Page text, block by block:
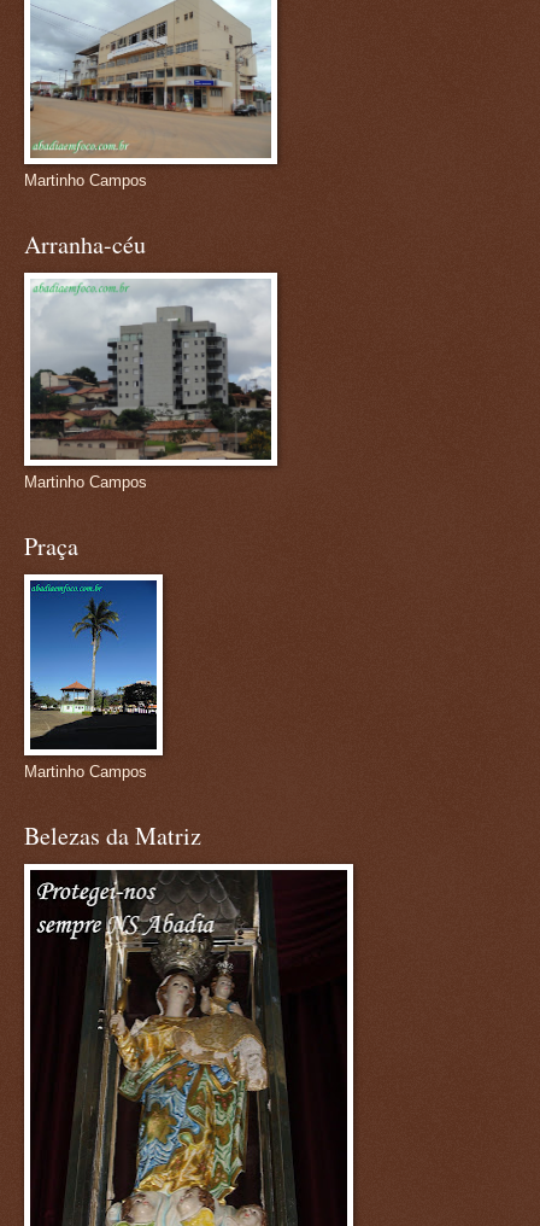
Martinho Campos
Arranha-céu
Martinho Campos
Praça
Martinho Campos
Belezas da Matriz